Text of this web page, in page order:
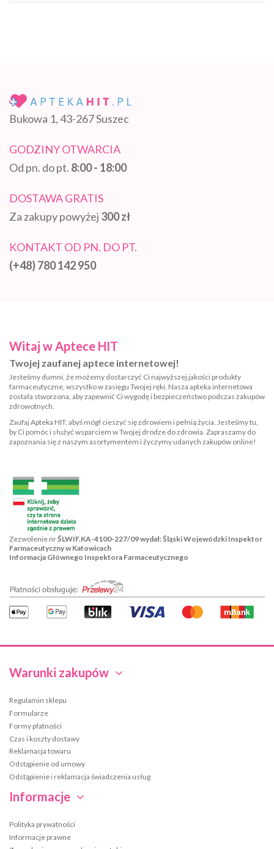
Bukowa 1, 43-267 Suszec
GODZINY OTWARCIA
Od pn. do pt. 8:00 - 18:00
DOSTAWA GRATIS
Za zakupy powyżej 300 zł
KONTAKT OD PN. DO PT.
(+48) 780 142 950
Warunki zakupów
Regulamin sklepu
Formularze
Formy płatności
Czas i koszty dostawy
Reklamacja towaru
Odstąpienie od umowy
Odstąpienie i reklamacja świadczenia usług
Informacje
Polityka prywatności
Informacje prawne
Witaj w Aptece HIT
Twojej zaufanej aptece internetowej!
Jesteśmy dumni, że możemy dostarczyć Ci najwyższej jakości produkty
farmaceutyczne, wszystko w zasięgu Twojej ręki. Nasza apteka internetowa
została stworzona, aby zapewnić Ci wygodę i bezpieczeństwo podczas zakupów
zdrowotnych.
Zaufaj Apteka HIT, abyś mógł cieszyć się zdrowiem i pełnią życia. Jesteśmy tu,
by Ci pomóc i służyć wsparciem w Twojej drodze do zdrowia. Zapraszamy do
zapoznania się z naszym asortymentem i życzymy udanych zakupów online!
Zezwolenie nrŚLWIF.KA-4100-227/09 wydał: Śląski Wojewódzki Inspektor
Farmaceutyczny w Katowicach
Informacja Głównego Inspektora Farmaceutycznego